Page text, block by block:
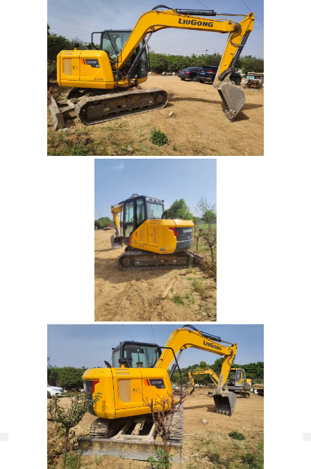
Informations de base
Catégorie Excavatrice
LiuGong
9075F
973Heure
Informations sur les émissionsChine IV
-
7.5Tonne
Emplacement Chine continentale
* Les heures et l'état sont enregistrés au moment de l'inscription et
peuvent changer. Veuillez contacter le conseiller commercial pour obtenir
une lecture mise à jour.
Conseiller commercial